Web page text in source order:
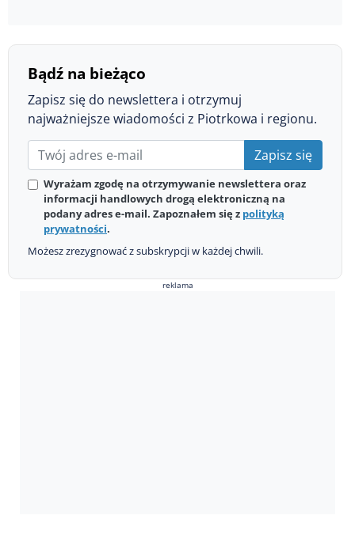
Bądź na bieżąco
Zapisz się do newslettera i otrzymuj
najważniejsze wiadomości z Piotrkowa i regionu.
Zapisz się
Wyrażam zgodę na otrzymywanie newslettera oraz
informacji handlowych drogą elektroniczną na
podany adres e-mail. Zapoznałem się z polityką
prywatności.
Możesz zrezygnować z subskrypcji w każdej chwili.
reklama